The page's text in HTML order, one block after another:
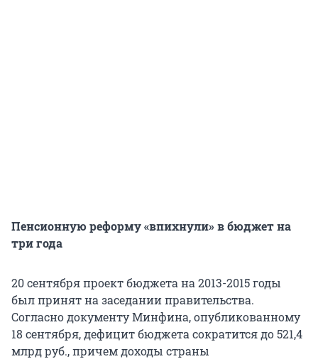
Пенсионную реформу «впихнули» в бюджет на
три года
20 сентября проект бюджета на 2013-2015 годы
был принят на заседании правительства.
Согласно документу Минфина, опубликованному
18 сентября, дефицит бюджета сократится до 521,4
млрд руб., причем доходы страны